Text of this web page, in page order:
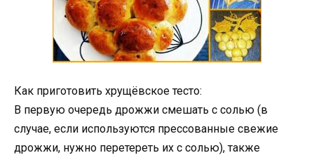
Как приготовить хрущёвское тесто:
В первую очередь дрожжи смешать с солью (в
случае, если используются прессованные свежие
дрожжи, нужно перетереть их с солью), также